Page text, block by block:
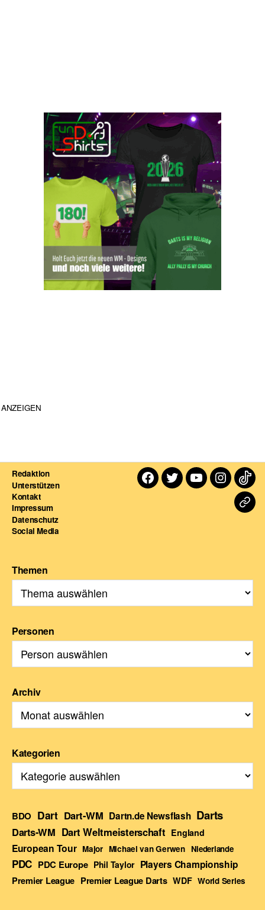
ANZEIGEN
Redaktion
Unterstützen
Kontakt
Impressum
Datenschutz
Social Media
Facebook
TwitterYoutube
Themen
Personen
Archiv
Kategorien
BDO Dart Dart-WM Dartn.de Newsflash Darts
Darts-WM Dart Weltmeisterschaft England
European Tour Major Michael van Gerwen Niederlande
PDC PDC Europe Phil Taylor Players Championship
Premier League Premier League Darts WDF World Series